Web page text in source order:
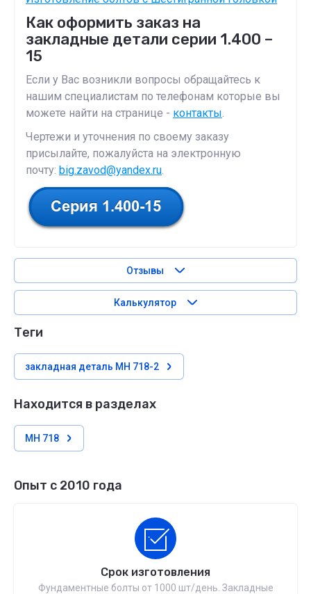
Как оформить заказ на
закладные детали серии 1.400 –
15
Если у Вас возникли вопросы обращайтесь к
нашим специалистам по телефонам которые вы
можете найти на странице - контакты
Чертежи и уточнения по своему заказу
присылайте, пожалуйста на электронную
почту: big.zavod@yandex.ru
Отзывы
Калькулятор
теги
закладная деталь МН 718-2
Находится в разделах
МН 718
Опыт с 2010 года
Срок изготовления
Фундаментные болты от 1000 шт/день. Закладные